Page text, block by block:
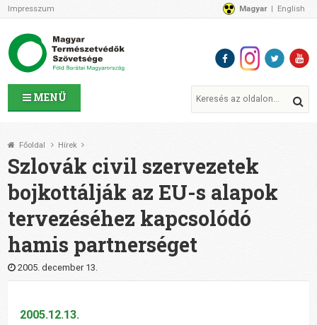
MENÜ
Impresszum Magyar English
Az MTVSZ-ről
Programok
MTVSZ ügyek és események
Tagszervezetek
Támogatóink
CSATLAKOZZ hozzánk!
Elérhetőségeink
1%
Segítsd a munkánkat!
Adományozz!
Támogatás
Főoldal Hírek
Szlovák civil szervezetek
bojkottálják az EU-s alapok
tervezéséhez kapcsolódó
hamis partnerséget
2005. december 13.
2005.12.13.